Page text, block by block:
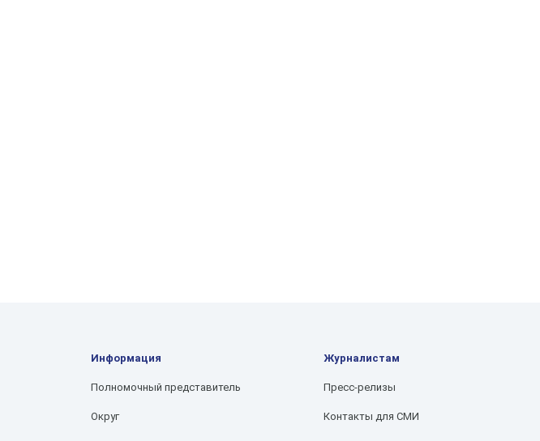
Информация
Полномочный представитель
Округ
Журналистам
Пресс-релизы
Контакты для СМИ